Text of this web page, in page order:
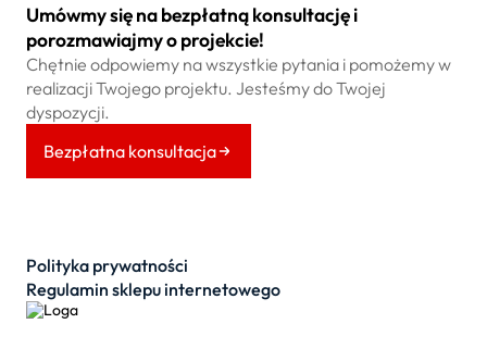
Umówmy się na bezpłatną konsultację i
porozmawiajmy o projekcie!
Chętnie odpowiemy na wszystkie pytania i pomożemy w
realizacji Twojego projektu. Jesteśmy do Twojej
dyspozycji.
Bezpłatna konsultacja
Polityka prywatności
Regulamin sklepu internetowego